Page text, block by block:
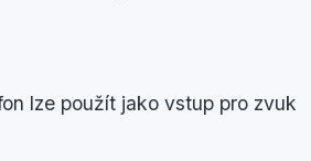
lze použít jako vstup pro zvuk